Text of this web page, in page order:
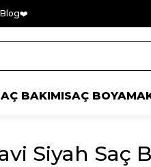
Blog❤️
BAKIMISAÇ BOYAMA
Siyah Saç